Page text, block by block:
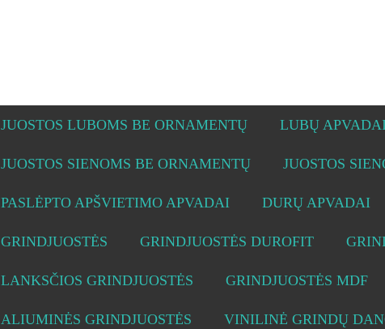
JUOSTOS LUBOMS BE ORNAMENTŲ LUBŲ
JUOSTOS SIENOMS BE ORNAMENTŲ JUOSTOS
PASLĖPTO APŠVIETIMO APVADAI DURŲ APVADAI
GRINDJUOSTĖS GRINDJUOSTĖS DUROFIT
LANKSČIOS GRINDJUOSTĖS GRINDJUOSTĖS MDF
ALIUMINĖS GRINDJUOSTĖS VINILINĖ GRINDŲ